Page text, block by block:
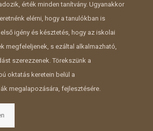
érték minden tanítvány. Ugyanakkor
elérni, hogy a tanulókban is
igény és késztetés, hogy az iskolai
megfeleljenek, s ezáltal alkalmazható,
szerezzenek. Törekszünk a
oktatás keretein belül a
megalapozására, fejlesztésére.